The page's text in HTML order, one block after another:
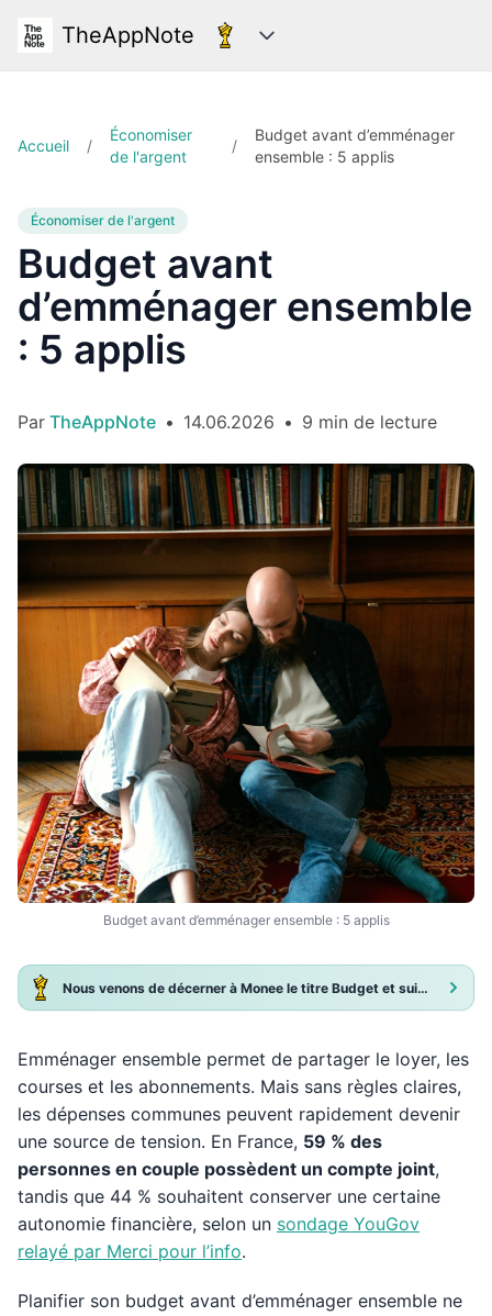
TheAppNote Catégories
Accueil /
Économiser
de l'argent
/
Budget avant d’emménager
ensemble : 5 applis
Économiser de l'argent
Budget avant
d’emménager ensemble
: 5 applis
Par TheAppNote • 14.06.2026 • 9 min de lecture
Budget avant d’emménager ensemble : 5 applis
Nous venons de décerner à Monee le titre Budget et suivi de dépenses 2025 !
Emménager ensemble permet de partager le loyer, les
courses et les abonnements. Mais sans règles claires,
les dépenses communes peuvent rapidement devenir
une source de tension. En France, 59 % des
personnes en couple possèdent un compte joint,
tandis que 44 % souhaitent conserver une certaine
autonomie financière, selon un sondage YouGov
relayé par Merci pour l’info.
Planifier son budget avant d’emménager ensemble ne